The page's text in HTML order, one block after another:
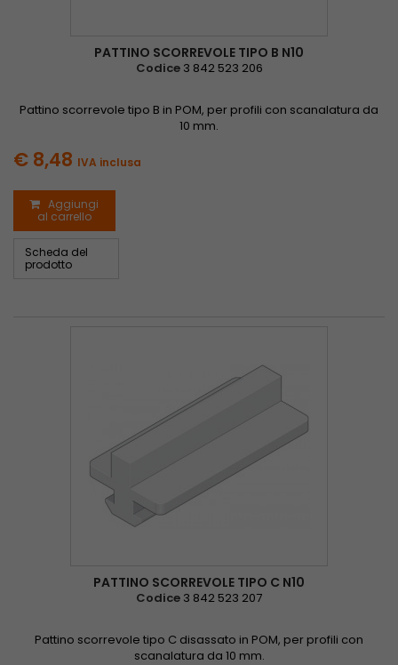
PATTINO SCORREVOLE TIPO B N10
Codice 3 842 523 206
Pattino scorrevole tipo B in POM, per profili con scanalatura da
10 mm.
€ 8,48 IVA inclusa
Aggiungi
al carrello
Scheda del
prodotto
PATTINO SCORREVOLE TIPO C N10
Codice 3 842 523 207
Pattino scorrevole tipo C disassato in POM, per profili con
scanalatura da 10 mm.